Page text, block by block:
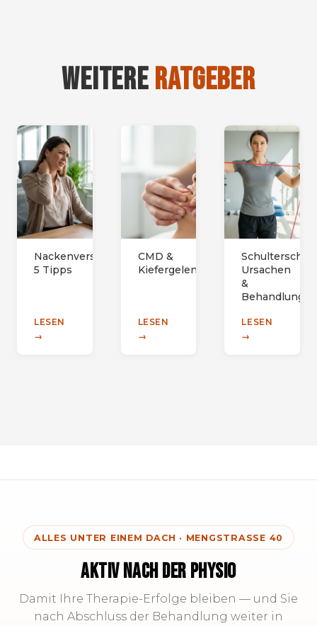
WEITERERATGEBER
Nackenverspannungen:
5 Tipps
LESEN
→
CMD &
Kiefergelenkschmerzen
LESEN
→
Ursachen
&
Behandlung
LESEN
→
ALLES UNTER EINEM DACH · MENGSTRASSE 40
AKTIV NACH DER PHYSIO
Damit Ihre Therapie-Erfolge bleiben — und Sie
nach Abschluss der Behandlung weiter in